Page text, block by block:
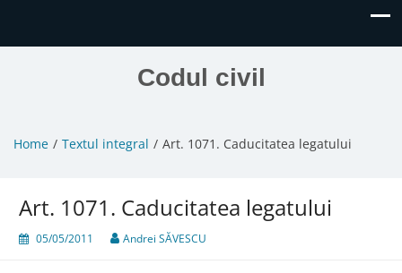
Codul civil
Home Textul integral Art. 1071. Caducitatea legatului
Art. 1071. Caducitatea legatului
05/05/2011 Andrei SĂVESCU